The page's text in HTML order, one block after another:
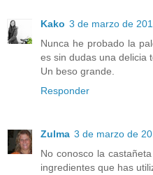
Kako 3 de marzo de
Nunca he probado la
es sin dudas una delicia
Un beso grande.
Responder
Zulma 3 de marzo de
No conosco la
ingredientes que has